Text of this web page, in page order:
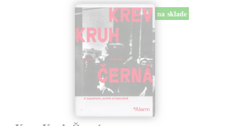
na sklade